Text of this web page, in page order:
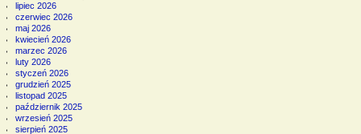
lipiec 2026
czerwiec 2026
maj 2026
kwiecień 2026
marzec 2026
luty 2026
styczeń 2026
grudzień 2025
listopad 2025
październik 2025
wrzesień 2025
sierpień 2025